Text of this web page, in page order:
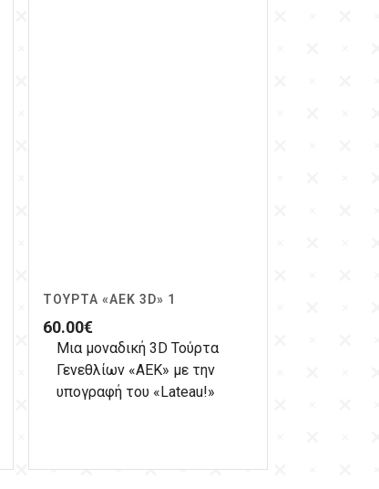
ΤΟΎΡΤΑ «ΑΕΚ 3D» 1
60.00€
Μια μοναδική 3D Τούρτα
Γενεθλίων «ΑΕΚ» με την
υπογραφή του «Lateau!»